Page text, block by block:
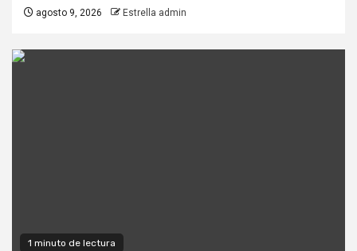
agosto 9, 2026 Estrella admin
1 minuto de lectura